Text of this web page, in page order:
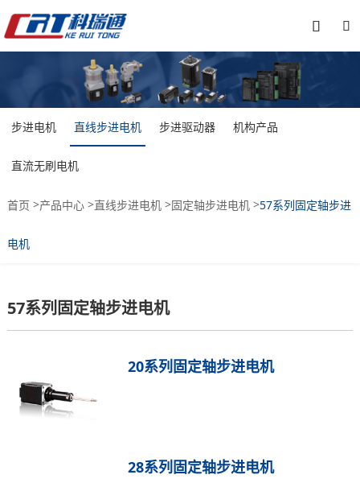


步进电机 直线步进电机 步进驱动器 机构产品
直流无刷电机
首页 >产品中心>直线步进电机>固定轴步进电机>57系列固定轴步进
电机
57系列固定轴步进电机
20系列固定轴步进电机
28系列固定轴步进电机